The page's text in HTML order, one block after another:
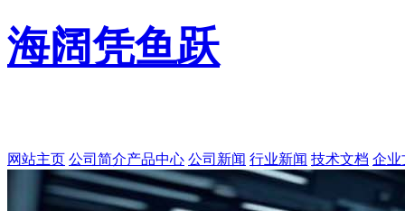
海阔凭鱼跃
网站主页 公司简介产品中心 公司新闻 行业新闻 技术文档 企业